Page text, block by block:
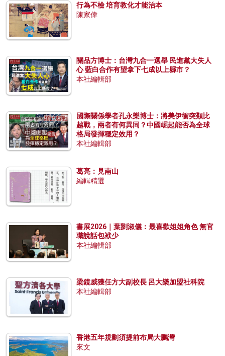
行為不檢 培育教化才能治本
陳家偉
關品方博士：台灣九合一選舉 民進黨大失人
心 藍白合作有望拿下七成以上縣市？
本社編輯部
國際關係學者孔永樂博士：將美伊衝突類比
越戰，兩者有何異同？中國崛起能否為全球
格局發揮穩定效用？
本社編輯部
葛亮：見南山
編輯精選
書展2026｜葉劉淑儀：最喜歡姐姐角色 無官
職說話包袱少
本社編輯部
梁鏡威獲任方大副校長 呂大樂加盟社科院
本社編輯部
香港五年規劃須提前布局大鵬灣
來文